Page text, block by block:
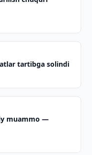
tartibga solindi
muammo —